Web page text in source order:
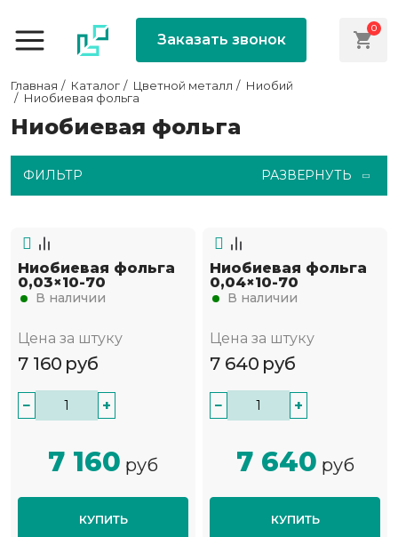
Заказать звонок
0
Главная Каталог Цветной металл
Ниобий
Ниобиевая фольга
Ниобиевая фольга
ФИЛЬТР РАЗВЕРНУТЬ
Ниобиевая фольга
0,03×10-70
В наличии
Цена за штуку
7 160 руб
− +
7 160 руб
КУПИТЬ
Ниобиевая фольга
0,04×10-70
В наличии
Цена за штуку
7 640 руб
− +
7 640 руб
КУПИТЬ